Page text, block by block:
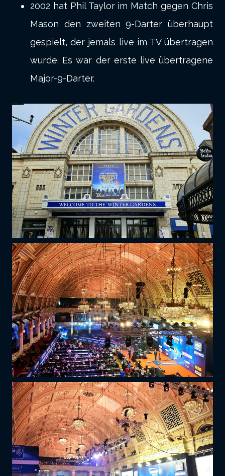
2002 hat Phil Taylor im Match gegen Chris
Mason den zweiten 9-Darter überhaupt
gespielt, der jemals live im TV übertragen
wurde. Es war der erste live übertragene
Major-9-Darter.